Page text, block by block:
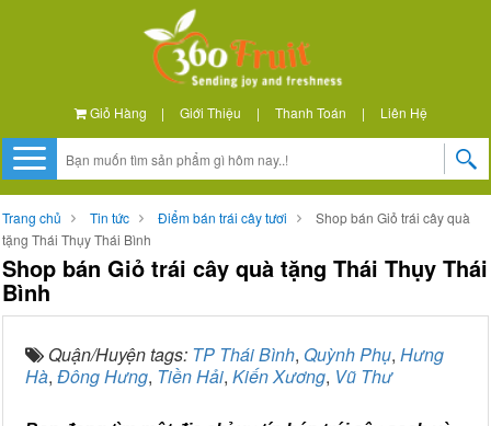
Giỏ Hàng | Giới Thiệu | Thanh Toán | Liên Hệ
Trang chủ Tin tức Điểm bán trái cây tươi
Shop bán Giỏ trái cây quà
tặng Thái Thụy Thái Bình
Shop bán Giỏ trái cây quà tặng Thái Thụy Thái
Bình
Quận/Huyện tags: TP Thái Bình, Quỳnh Phụ, Hưng
Hà, Đông Hưng, Tiền Hải, Kiến Xương, Vũ Thư